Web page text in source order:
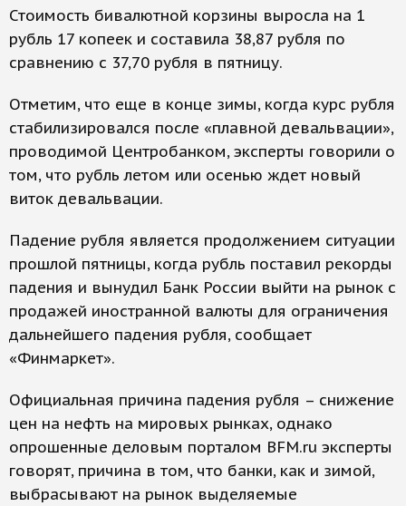
Стоимость бивалютной корзины выросла на 1
рубль 17 копеек и составила 38,87 рубля по
сравнению с 37,70 рубля в пятницу.
Отметим, что еще в конце зимы, когда курс рубля
стабилизировался после «плавной девальвации»,
проводимой Центробанком, эксперты говорили о
том, что рубль летом или осенью ждет новый
виток девальвации.
Падение рубля является продолжением ситуации
прошлой пятницы, когда рубль поставил рекорды
падения и вынудил Банк России выйти на рынок с
продажей иностранной валюты для ограничения
дальнейшего падения рубля, сообщает
«Финмаркет».
Официальная причина падения рубля – снижение
цен на нефть на мировых рынках, однако
опрошенные деловым порталом BFM.ru эксперты
говорят, причина в том, что банки, как и зимой,
выбрасывают на рынок выделяемые